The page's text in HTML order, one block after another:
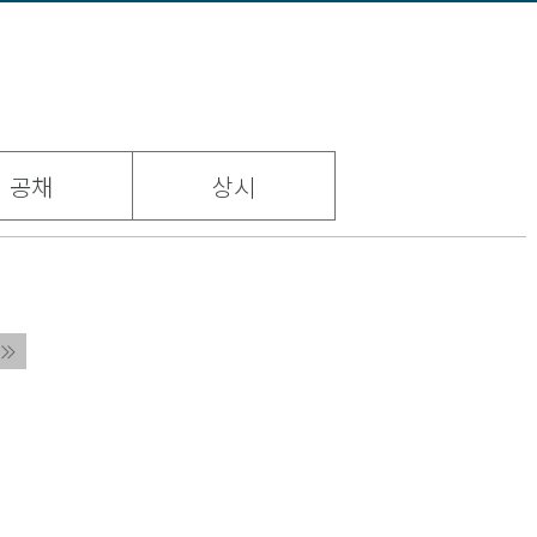
공채 상시